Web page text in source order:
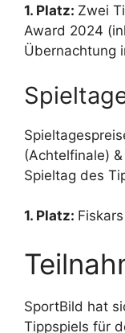
1. Platz: Zwei
Award 2024
Übernachtung
(Achtelfinale)
Spieltag des
1. Platz:
SportBild hat
Tippspiels für